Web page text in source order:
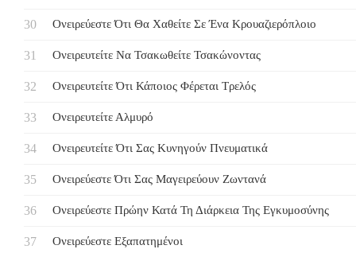
Ονειρεύεστε Ότι Θα Χαθείτε Σε Ένα Κρουαζιερόπλοιο
Ονειρευτείτε Να Τσακωθείτε Τσακώνοντας
Ονειρευτείτε Ότι Κάποιος Φέρεται Τρελός
Ονειρευτείτε Αλμυρό
Ονειρευτείτε Ότι Σας Κυνηγούν Πνευματικά
Ονειρεύεστε Ότι Σας Μαγειρεύουν Ζωντανά
Ονειρεύεστε Πρώην Κατά Τη Διάρκεια Της Εγκυμοσύνης
Ονειρεύεστε Εξαπατημένοι